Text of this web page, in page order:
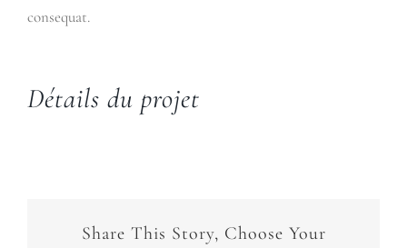
consequat.
Détails du projet
Share This Story, Choose Your